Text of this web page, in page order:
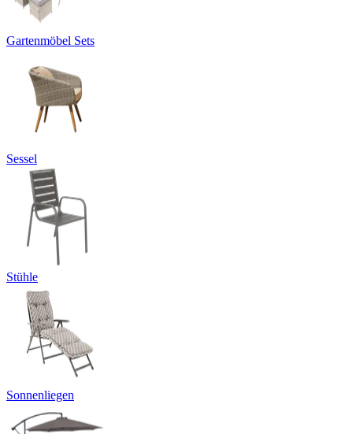
Gartenmöbel Sets
Sessel
Stühle
Sonnenliegen